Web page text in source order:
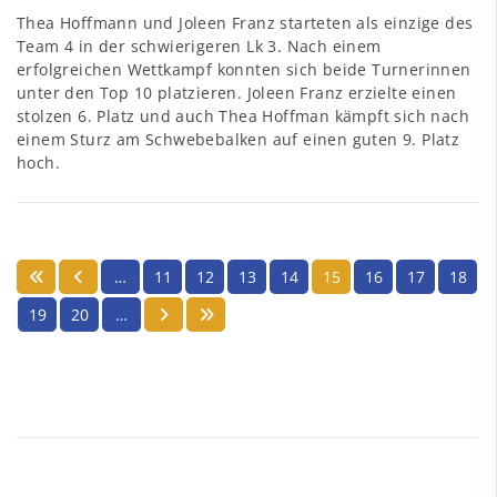
Thea Hoffmann und Joleen Franz starteten als einzige des
Team 4 in der schwierigeren Lk 3. Nach einem
erfolgreichen Wettkampf konnten sich beide Turnerinnen
unter den Top 10 platzieren. Joleen Franz erzielte einen
stolzen 6. Platz und auch Thea Hoffman kämpft sich nach
einem Sturz am Schwebebalken auf einen guten 9. Platz
hoch.
… 11 12 13 14 15 16 17
18
19
20 …